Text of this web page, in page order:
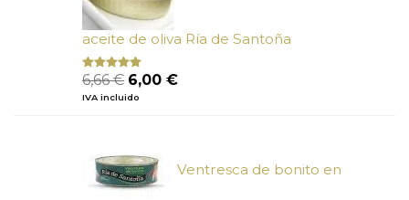
aceite de oliva Ría de Santoña
Valorado
con
de 5
6,66€ El
precio
6,00 €El
IVA incluido
Ventresca de bonito en